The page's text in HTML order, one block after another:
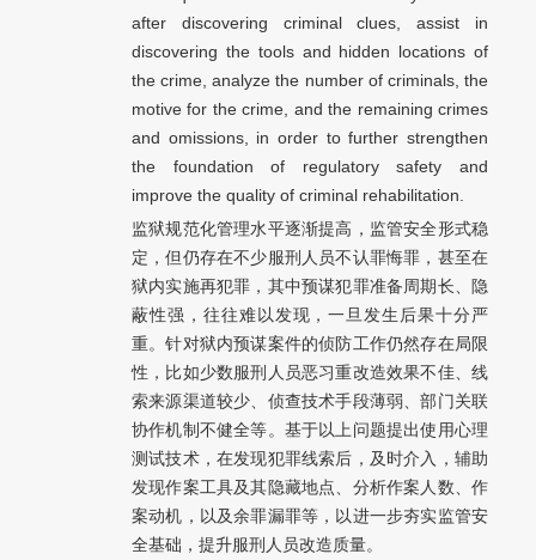
after discovering criminal clues, assist in
discovering the tools and hidden locations of
the crime, analyze the number of criminals, the
motive for the crime, and the remaining crimes
and omissions, in order to further strengthen
the foundation of regulatory safety and
improve the quality of criminal rehabilitation.
监狱规范化管理水平逐渐提高，监管安全形式稳
定，但仍存在不少服刑人员不认罪悔罪，甚至在
狱内实施再犯罪，其中预谋犯罪准备周期长、隐
蔽性强，往往难以发现，一旦发生后果十分严
重。针对狱内预谋案件的侦防工作仍然存在局限
性，比如少数服刑人员恶习重改造效果不佳、线
索来源渠道较少、侦查技术手段薄弱、部门关联
协作机制不健全等。基于以上问题提出使用心理
测试技术，在发现犯罪线索后，及时介入，辅助
发现作案工具及其隐藏地点、分析作案人数、作
案动机，以及余罪漏罪等，以进一步夯实监管安
全基础，提升服刑人员改造质量。